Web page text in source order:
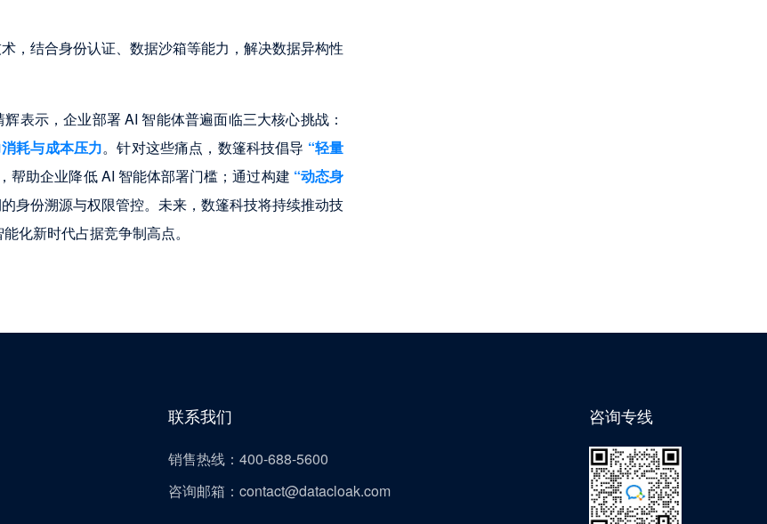
，结合身份认证、数据沙箱等能力，解决数据异构性
表示，企业部署 AI 智能体普遍面临三大核心挑战：
耗与成本压力。针对这些痛点，数篷科技倡导 “轻量
帮助企业降低 AI 智能体部署门槛；通过构建 “动态身
身份溯源与权限管控。未来，数篷科技将持续推动技
化新时代占据竞争制高点。
联系我们
销售热线：400-688-5600
咨询邮箱：contact@datacloak.com
咨询专线